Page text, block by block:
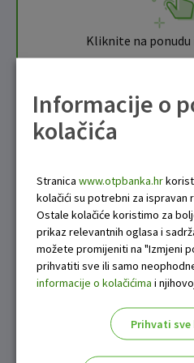
Kliknite na
Ispunite podatke i
Ako zapnete, tu je
rado ćemo pomoći.
Iznos i rok kredita
individualnim
Informacije o
kolačića
Stranica www.otpbanka.hr
kolačići su potrebni za
Ostale kolačiće koristimo za
prikaz relevantnih oglasa i
možete promijeniti na "Izmjeni
prihvatiti sve ili samo
informacije o kolačićima i
Prihvati sve